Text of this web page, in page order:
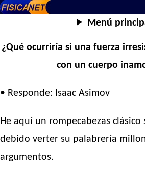
Menú
¿Qué ocurriría si una fuerza
con un cuerpo
• Responde: Isaac Asimov
He aquí un rompecabezas
debido verter su palabrería
argumentos.